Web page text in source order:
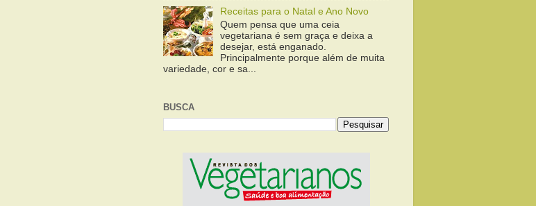
Receitas para o Natal e Ano Novo
Quem pensa que uma ceia
vegetariana é sem graça e deixa a
desejar, está enganado.
Principalmente porque além de muita
variedade, cor e sa...
BUSCA